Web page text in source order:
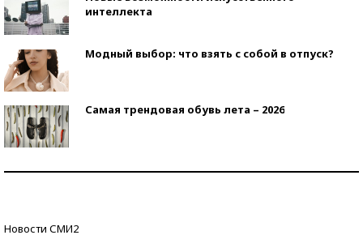
интеллекта
Модный выбор: что взять с собой в отпуск?
Самая трендовая обувь лета – 2026
Новости СМИ2